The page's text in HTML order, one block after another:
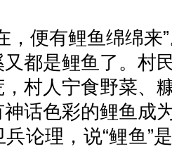
，便有鲤鱼绵绵来
都是鲤鱼了。村
村人宁食野菜、
话色彩的鲤鱼成
论理，说“鲤鱼”